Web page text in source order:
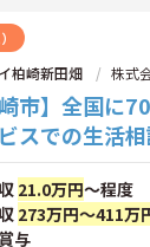
望に合わせた多彩な
す。階層別の研修や
きながらスキルアッ
柏崎新田畑 株式
崎市】全国に
スでの生活相
21.0万円～程度
273万円～411万
与